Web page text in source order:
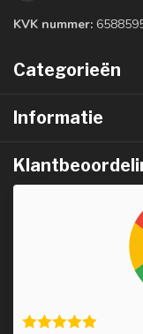
KVK nummer:
Categorieën
Informatie